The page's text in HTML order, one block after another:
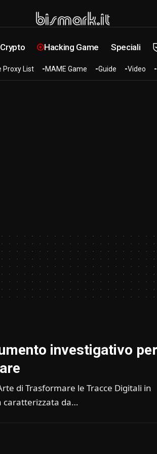
Crypto Hacking Game Speciali
Proxy List MAME Game Guide Video
investigativo per
di Trasformare le Tracce Digitali in
caratterizzata da…